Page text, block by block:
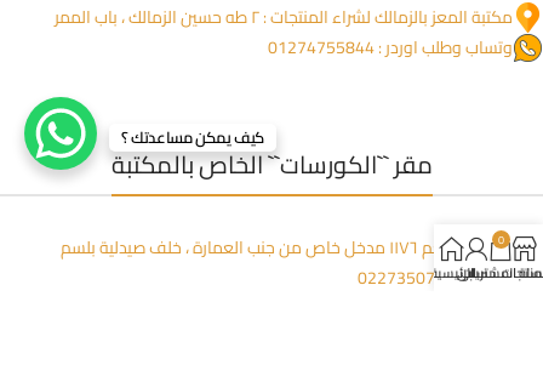
مكتبة المعز بالزمالك لشراء المنتجات : ٢ طه حسين الزمالك ، باب الممر
وتساب وطلب اوردر : 01274755844
مقر ``الكورسات`` الخاص بالمكتبة
عمارة المنعم ١١٧٦ مدخل خاص من جنب العمارة ، خلف صيدلية بلسم
للاتصال: 0227350723
كيف يمكن مساعدتك ؟
0
سلة المشتريات
حسابيالرئيسية